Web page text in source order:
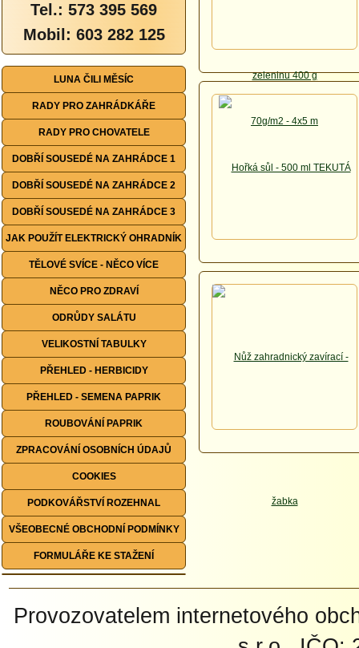
Tel.: 573 395 569
Mobil: 603 282 125
LUNA ČILI MĚSÍC
RADY PRO ZAHRÁDKÁŘE
RADY PRO CHOVATELE
DOBŘÍ SOUSEDÉ NA ZAHRÁDCE 1
DOBŘÍ SOUSEDÉ NA ZAHRÁDCE 2
DOBŘÍ SOUSEDÉ NA ZAHRÁDCE 3
JAK POUŽÍT ELEKTRICKÝ OHRADNÍK
TĚLOVÉ SVÍCE - NĚCO VÍCE
NĚCO PRO ZDRAVÍ
ODRŮDY SALÁTU
VELIKOSTNÍ TABULKY
PŘEHLED - HERBICIDY
PŘEHLED - SEMENA PAPRIK
ROUBOVÁNÍ PAPRIK
ZPRACOVÁNÍ OSOBNÍCH ÚDAJŮ
COOKIES
PODKOVÁŘSTVÍ ROZEHNAL
VŠEOBECNÉ OBCHODNÍ PODMÍNKY
FORMULÁŘE KE STAŽENÍ
Provozovatelem internetového